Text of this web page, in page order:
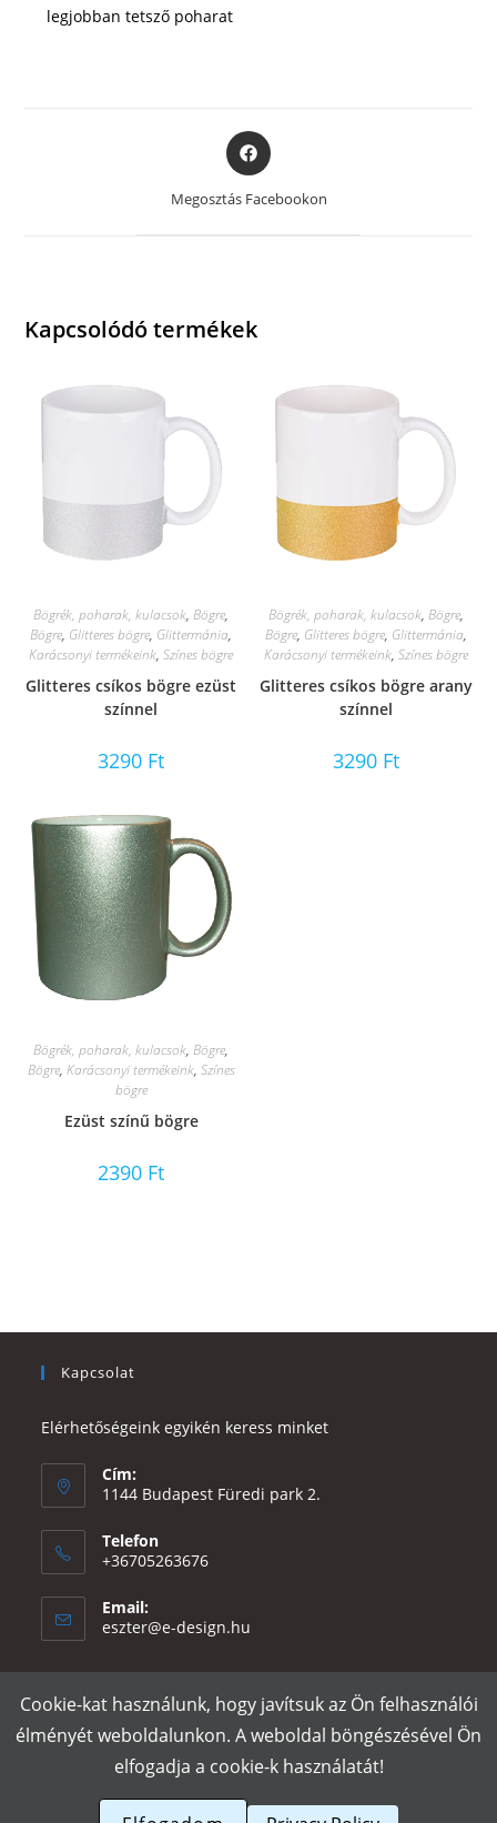
legjobban tetsző poharat
Opens
in
new
Megosztás Facebookon
Kapcsolódó termékek
Bögrék, poharak, kulacsok,Bögre,
Bögre, Glitteres bögre, Glittermánia,
Karácsonyi termékeink,Színes bögre
Glitteres csíkos bögre ezüst
színnel
3290 Ft
Bögrék, poharak, kulacsok, Bögre,
Bögre, Glitteres bögre, Glittermánia,
Karácsonyi termékeink, Színes bögre
Glitteres csíkos bögre arany
színnel
3290 Ft
Bögrék, poharak, kulacsok,Bögre,
Bögre, Karácsonyi termékeink, Színes
bögre
Ezüst színű bögre
2390 Ft
Kapcsolat
Elérhetőségeink egyikén keress minket
Cím:
1144 Budapest Füredi park 2.
Telefon
+36705263676
Email:
eszter@e-design.hu
Rólunk Szállítás és fizetés Adatvédelmi tájékoztató
ÁSZF
Póló nyomtatás
Cookie-kat használunk, hogy javítsuk az Ön felhasználói
élményét weboldalunkon. A weboldal böngészésével Ön
elfogadja a cookie-k használatát!